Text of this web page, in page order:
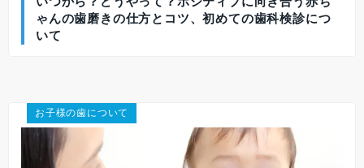
ゃんの歯磨きの仕方とコツ、初めての歯科検診につ
いて
お子様の歯について